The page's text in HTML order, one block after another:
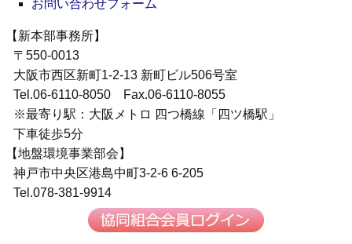
お問い合わせフォーム
【新本部事務所】
〒550-0013
大阪市西区新町1-2-13 新町ビル506号室
Tel.06-6110-8050 Fax.06-6110-8055
※最寄り駅：大阪メトロ 四つ橋線「四ツ橋駅」
下車徒歩5分
【地盤環境事業部会】
神戸市中央区港島中町3-2-6 6-205
Tel.078-381-9914